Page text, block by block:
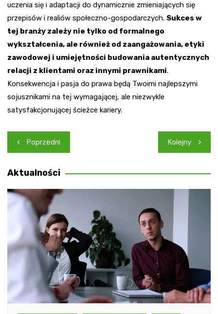
uczenia się i adaptacji do dynamicznie zmieniających się
przepisów i realiów społeczno-gospodarczych. Sukces w
tej branży zależy nie tylko od formalnego
wykształcenia, ale również od zaangażowania, etyki
zawodowej i umiejętności budowania autentycznych
relacji z klientami oraz innymi prawnikami.
Konsekwencja i pasja do prawa będą Twoimi najlepszymi
sojusznikami na tej wymagającej, ale niezwykle
satysfakcjonującej ścieżce kariery.
Nawigacja
wpisu
Poprzedni Kolejny
Aktualności